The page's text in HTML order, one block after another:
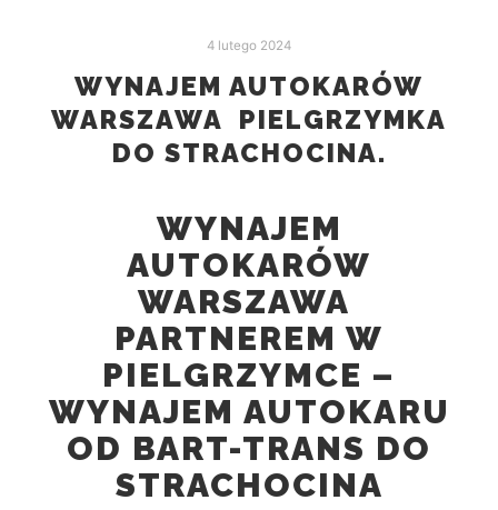
4 lutego 2024
WYNAJEM AUTOKARÓW
WARSZAWA PIELGRZYMKA
DO STRACHOCINA.
WYNAJEM
AUTOKARÓW
WARSZAWA
PARTNEREM W
PIELGRZYMCE –
WYNAJEM AUTOKARU
OD BART-TRANS DO
STRACHOCINA